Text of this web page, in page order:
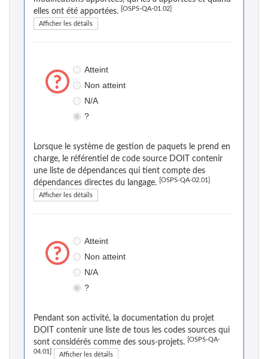
elles ont été apportées.
[OSPS-QA-01.02]
Afficher les détails
Atteint
Non atteint
N/A
?
Lorsque le système de gestion de paquets le prend en
charge, le référentiel de code source DOIT contenir
une liste de dépendances qui tient compte des
dépendances directes du langage.
[OSPS-QA-02.01]
Afficher les détails
Atteint
Non atteint
N/A
?
Pendant son activité, la documentation du projet
DOIT contenir une liste de tous les codes sources qui
sont considérés comme des sous-projets.
[OSPS-QA-
04.01] Afficher les détails